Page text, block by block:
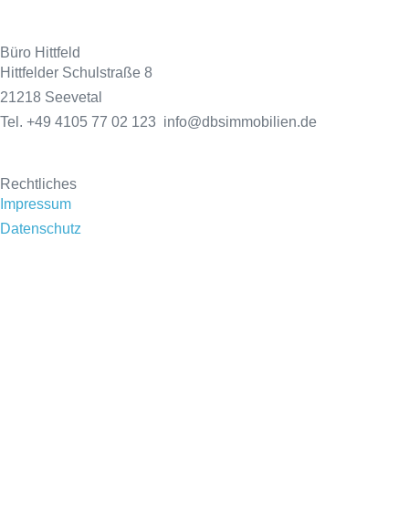
Büro Hittfeld
Hittfelder Schulstraße 8
21218 Seevetal
Tel. +49 4105 77 02 123 info@dbsimmobilien.de
Rechtliches
Impressum
Datenschutz